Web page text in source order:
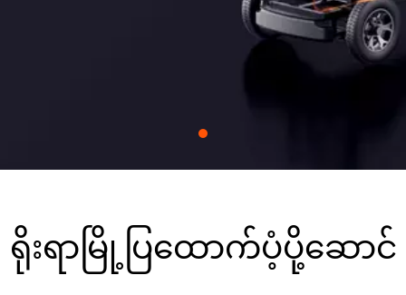
စီးပွားဖြစ်ဖြေရှင်းချက်များသည် မတူညီသောမြို့ပြလုပ်ငန်း
များတွင် လိုက်လျောညီထွေရှိသော၊ ချောမွေ့စွာပေါင်းစည်းမှု
ရိုးရာမြို့ပြထောက်ပံ့ပို့ဆောင်